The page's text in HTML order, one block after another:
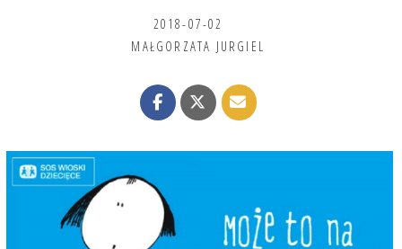
2018-07-02
MAŁGORZATA JURGIEL